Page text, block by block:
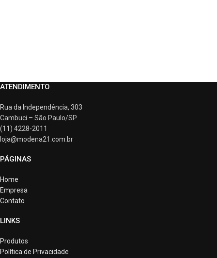
ATENDIMENTO
Rua da Independência, 303
Cambuci – São Paulo/SP
(11) 4228-2011
loja@modena21.com.br
PÁGINAS
Home
Empresa
Contato
LINKS
Produtos
Política de Privacidade